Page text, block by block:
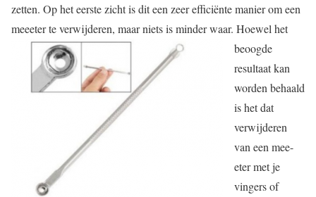
zetten. Op het eerste zicht is dit een zeer efficiënte manier om een
meeeter te verwijderen, maar niets is minder waar. Hoewel het
beoogde
resultaat kan
worden behaald
is het dat
verwijderen
van een mee-
eter met je
vingers of